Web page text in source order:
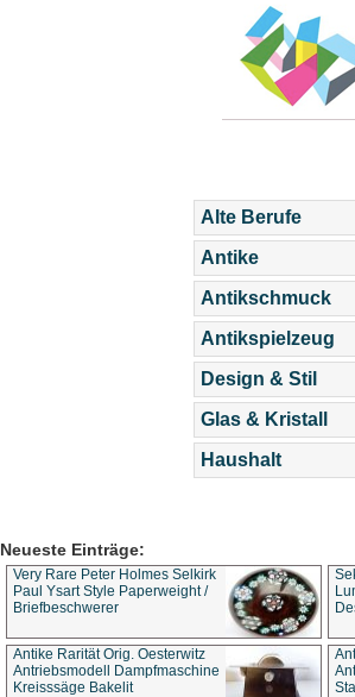
Alte Berufe
Antike
Antikschmuck
Antikspielzeug
Design & Stil
Glas & Kristall
Haushalt
Neueste Einträge:
Very Rare Peter Holmes Selkirk
Paul Ysart Style Paperweight /
Briefbeschwerer
Antike Rarität Orig. Oesterwitz
Antriebsmodell Dampfmaschine
Kreisssäge Bakelit